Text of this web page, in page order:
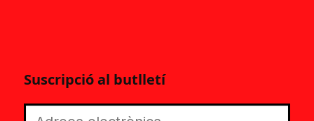
Suscripció al butlletí